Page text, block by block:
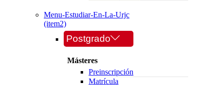
Menu-Estudiar-En-La-Urjc
(item2)
Postgrado
Másteres
Preinscripción
Matrícula